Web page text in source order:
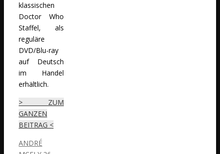
klassischen
Doctor Who
Staffel, als
reguläre
DVD/Blu-ray
auf Deutsch
im Handel
erhältlich.
> ZUM
GANZEN
BEITRAG <
ANDRÉ